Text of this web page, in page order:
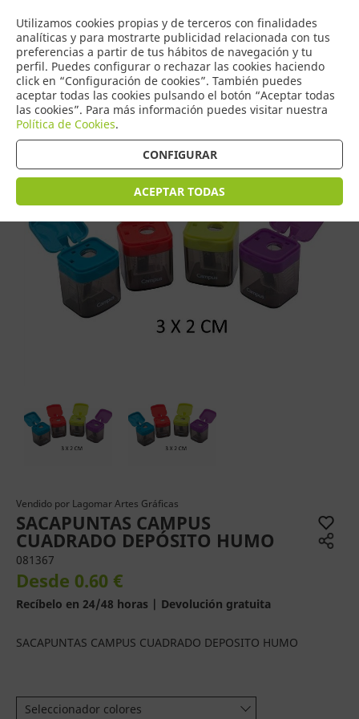
Utilizamos cookies propias y de terceros con finalidades
analíticas y para mostrarte publicidad relacionada con tus
preferencias a partir de tus hábitos de navegación y tu
perfil. Puedes configurar o rechazar las cookies haciendo
click en “Configuración de cookies”. También puedes
aceptar todas las cookies pulsando el botón “Aceptar todas
las cookies”. Para más información puedes visitar nuestra
Política de Cookies.
CONFIGURAR
ACEPTAR TODAS
0
COMERCIO
DE TORRIJOS
Tienda > Escritura > Sacapuntas
Vendido por Lagomar Artes Gráficas
SACAPUNTAS CAMPUS
CUADRADO DEPÓSITO HUMO
081367
Desde 0.60 €
Recíbelo en 24/48 horas | Devolución gratuita
SACAPUNTAS CAMPUS CUADRADO DEPOSITO HUMO
Seleccionador colores